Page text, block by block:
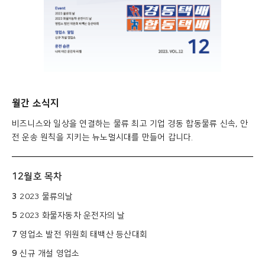
월간 소식지
비즈니스와 일상을 연결하는 물류 최고 기업 경동 합동물류 신속, 안
전 운송 원칙을 지키는 뉴노멀시대를 만들어 갑니다.
12월호 목차
3 2023 물류의날
5 2023 화물자동차 운전자의 날
7 영업소 발전 위원회 태백산 등산대회
9신규 개설 영업소